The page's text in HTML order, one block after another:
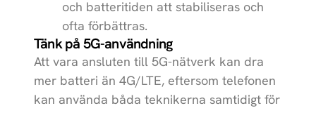
Samsung
Galaxy Tab
Samsung
Galaxy Tab
Apple
MacBook Air
och batteritiden att stabiliseras och
ofta förbättras.
Tänk på 5G-användning
Att vara ansluten till 5G-nätverk kan dra
mer batteri än 4G/LTE, eftersom telefonen
kan använda båda teknikerna samtidigt för